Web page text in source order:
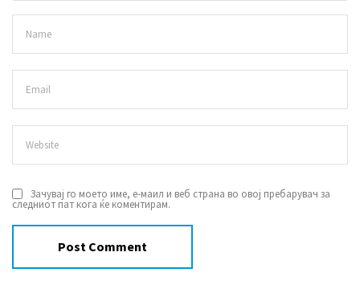
Зачувај го моето име, е-маил и веб страна во овој пребарувач за
следниот пат кога ќе коментирам.